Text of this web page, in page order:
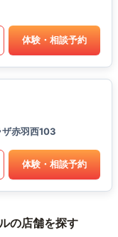
体験・相談予約
赤羽西103
体験・相談予約
の店舗を探す